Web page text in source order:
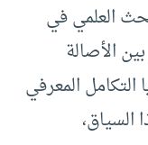
العلمي في
الأصالة
المعرفي
السياق،